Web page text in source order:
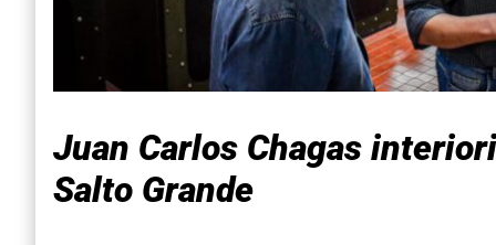
Juan Carlos Chagas
Salto Grande